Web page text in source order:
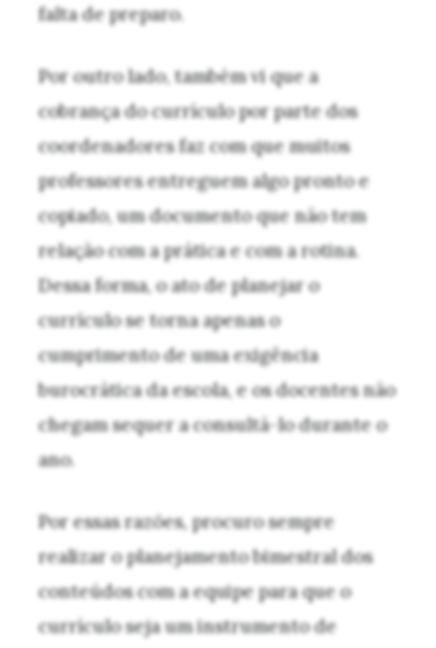
falta de preparo.
Por outro lado, também vi que a
cobrança do currículo por parte dos
coordenadores faz com que muitos
professores entreguem algo pronto e
copiado, um documento que não tem
relação com a prática e com a rotina.
Dessa forma, o ato de planejar o
currículo se torna apenas o
cumprimento de uma exigência
burocrática da escola, e os docentes não
chegam sequer a consultá-lo durante o
ano.
Por essas razões, procuro sempre
realizar o planejamento bimestral dos
conteúdos com a equipe para que o
currículo seja um instrumento de